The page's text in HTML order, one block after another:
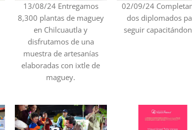
13/08/24 Entregamos
8,300 plantas de maguey
en Chilcuautla y
disfrutamos de una
muestra de artesanías
elaboradas con ixtle de
maguey.
02/09/24
dos diplomados
seguir